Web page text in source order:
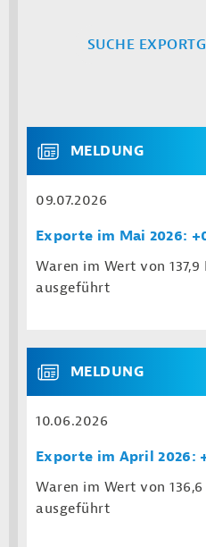
SUCHE
MELDUNG
09.07.2026
Exporte im Mai 2026:
Waren im Wert von
ausgeführt
MELDUNG
10.06.2026
Exporte im April 2026:
Waren im Wert von
ausgeführt